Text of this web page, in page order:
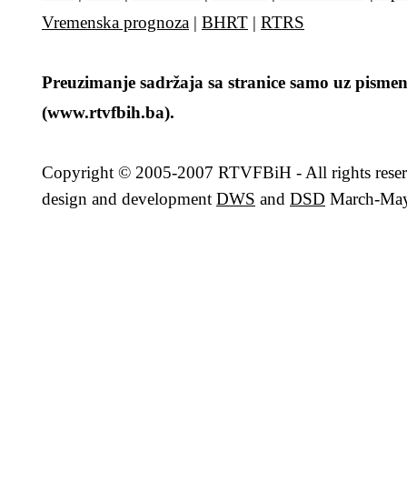
Vremenska prognoza | BHRT | RTRS
Preuzimanje sadržaja sa stranice samo uz
(www.rtvfbih.ba).
Copyright © 2005-2007 RTVFBiH - All rights
design and development DWS and DSD March-